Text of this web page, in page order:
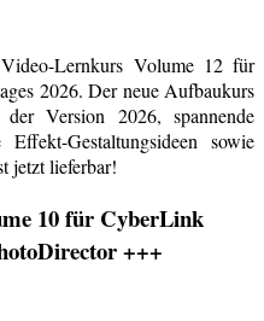
Lernkurs Volume 12 für
2026. Der neue Aufbaukurs
der Version 2026, spannende
Gestaltungsideen sowie
jetzt lieferbar!
10 für CyberLink
+++